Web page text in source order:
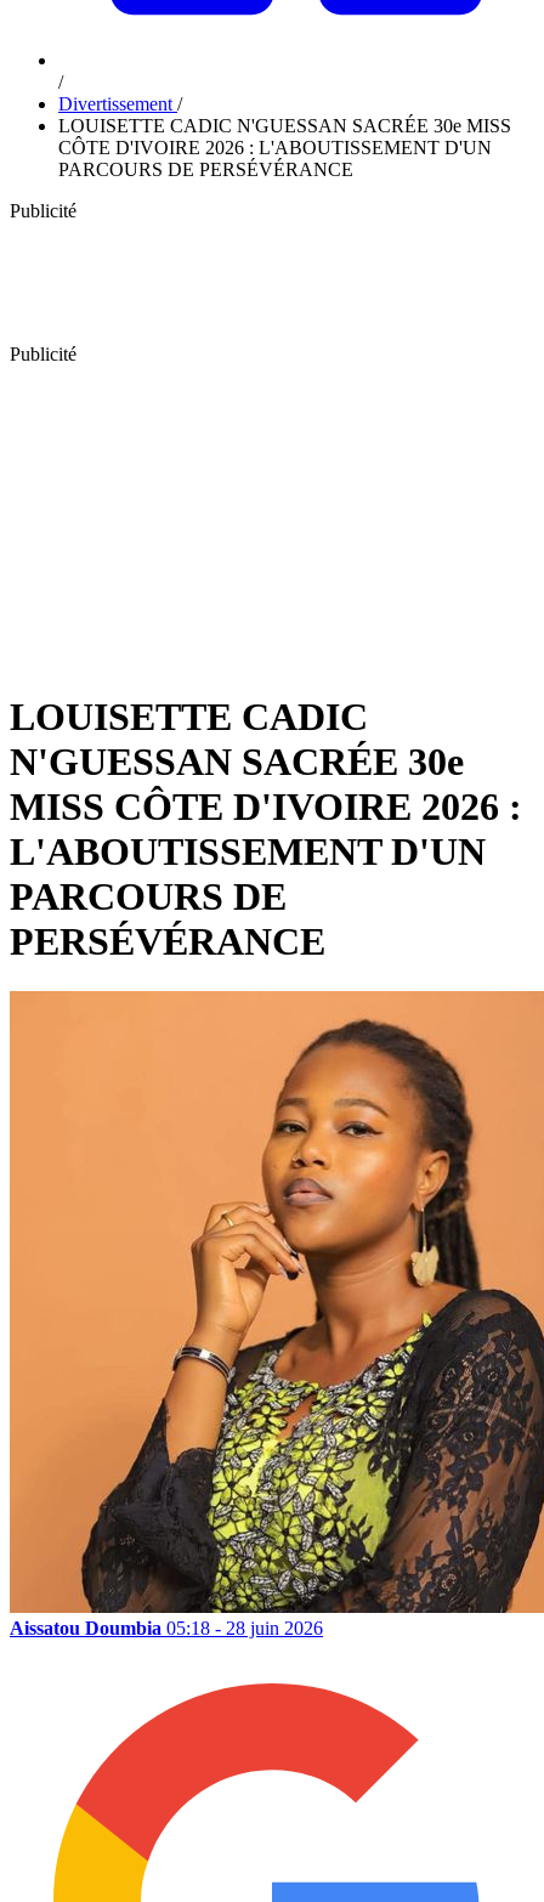
/
Divertissement /
LOUISETTE CADIC N'GUESSAN SACRÉE 30e MISS
CÔTE D'IVOIRE 2026 : L'ABOUTISSEMENT D'UN
PARCOURS DE PERSÉVÉRANCE
Publicité
Publicité
LOUISETTE CADIC
N'GUESSAN SACRÉE 30e
MISS CÔTE D'IVOIRE 2026 :
L'ABOUTISSEMENT D'UN
PARCOURS DE
PERSÉVÉRANCE
Aissatou Doumbia 05:18 - 28 juin 2026